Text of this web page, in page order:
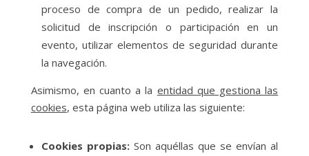
proceso de compra de un pedido, realizar la
solicitud de inscripción o participación en un
evento, utilizar elementos de seguridad durante
la navegación.
Asimismo, en cuanto a la entidad que gestiona las
cookies, esta página web utiliza las siguiente:
Cookies propias: Son aquéllas que se envían al